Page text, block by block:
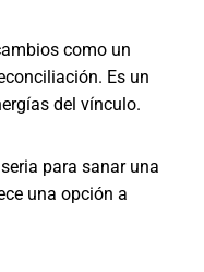
como un
Es un
del vínculo.
para sanar una
una opción a